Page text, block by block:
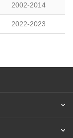
2002-2014
2022-2023